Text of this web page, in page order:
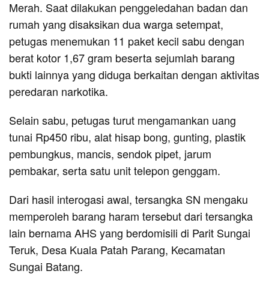
Merah. Saat dilakukan penggeledahan badan dan
rumah yang disaksikan dua warga setempat,
petugas menemukan 11 paket kecil sabu dengan
berat kotor 1,67 gram beserta sejumlah barang
bukti lainnya yang diduga berkaitan dengan aktivitas
peredaran narkotika.
Selain sabu, petugas turut mengamankan uang
tunai Rp450 ribu, alat hisap bong, gunting, plastik
pembungkus, mancis, sendok pipet, jarum
pembakar, serta satu unit telepon genggam.
Dari hasil interogasi awal, tersangka SN mengaku
memperoleh barang haram tersebut dari tersangka
lain bernama AHS yang berdomisili di Parit Sungai
Teruk, Desa Kuala Patah Parang, Kecamatan
Sungai Batang.